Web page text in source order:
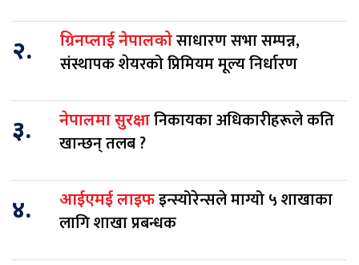
२. ग्रिनप्लाई नेपालकोसाधारण सभा सम्पन्न,
संस्थापक शेयरको प्रिमियम मूल्य निर्धारण
३. नेपालमा सुरक्षानिकायका अधिकारीहरूले कति
खान्छन् तलब ?
४. आईएमई लाइफइन्स्योरेन्सले माग्यो ५ शाखाका
लागि शाखा प्रबन्धक